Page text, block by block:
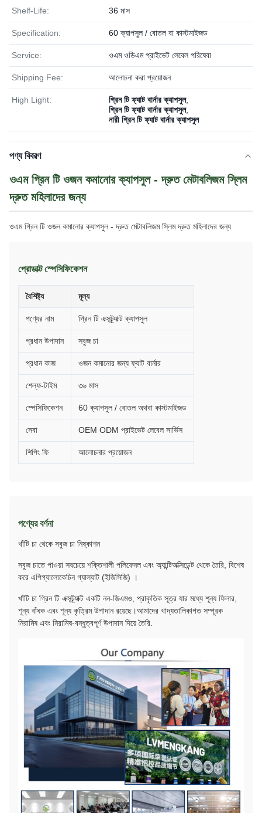
Shelf-Life: 36 মাস
Specification: 60 ক্যাপসুল / বোতল বা কাস্টমাইজড
Service: ওএম ওডিএম প্রাইভেট লেবেল পরিষেবা
Shipping Fee: আলোচনা করা প্রয়োজন
High Light: গ্রিন টি ফ্যাট বার্নার ক্যাপসুল,
গ্রিন টি ফ্যাট বার্নার ক্যাপসুল,
নারী গ্রিন টি ফ্যাট বার্নার ক্যাপসুল
পণ্য বিবরণ
ওএম গ্রিন টি ওজন কমানোর ক্যাপসুল - দ্রুত মেটাবলিজম স্লিম
দ্রুত মহিলাদের জন্য
ওএম গ্রিন টি ওজন কমানোর ক্যাপসুল - দ্রুত মেটাবলিজম স্লিম দ্রুত মহিলাদের জন্য
প্রোডাক্ট স্পেসিফিকেশন
বৈশিষ্ট্য মূল্য
পণ্যের নাম গ্রিন টি এক্সট্র্যাক্ট ক্যাপসুল
প্রধান উপাদান সবুজ চা
প্রধান কাজ ওজন কমানোর জন্য ফ্যাট বার্নার
শেল্ফ-টাইম ৩৬ মাস
স্পেসিফিকেশন 60 ক্যাপসুল / বোতল অথবা কাস্টমাইজড
সেবা OEM ODM প্রাইভেট লেবেল সার্ভিস
শিপিং ফি আলোচনার প্রয়োজন
পণ্যের বর্ণনা
খাঁটি চা থেকে সবুজ চা নিষ্কাশন
সবুজ চাতে পাওয়া সবচেয়ে শক্তিশালী পলিফেনল এবং অ্যান্টিঅক্সিডেন্ট থেকে তৈরি, বিশেষ
করে এপিগ্যালোকেচিন গ্যাল্যাট (ইজিসিজি) ।
খাঁটি চা গ্রিন টি এক্সট্র্যাক্ট একটি নন-জিএমও, প্রাকৃতিক সূত্র যার মধ্যে শূন্য ফিলার,
শূন্য বাঁধক এবং শূন্য কৃত্রিম উপাদান রয়েছে।আমাদের খাদ্যতালিকাগত সম্পূরক
নিরামিষ এবং নিরামিষ-বন্ধুত্বপূর্ণ উপাদান দিয়ে তৈরি.